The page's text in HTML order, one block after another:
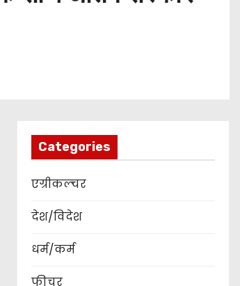
Categories
एग्रीकल्चर
देश/विदेश
धर्म/कर्म
फीचर